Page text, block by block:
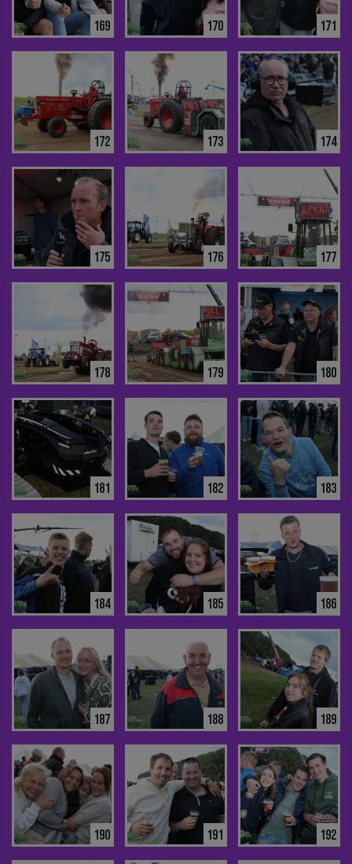
169 170 171
172 173 174
175 176 177
178 179 180
181 182 183
184 185 186
187 188 189
190 191 192